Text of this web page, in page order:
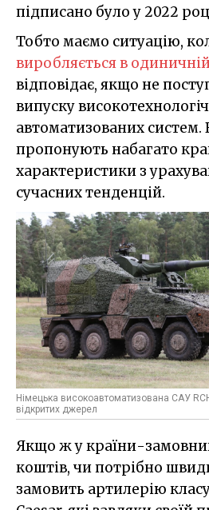
підписано було у 2022
Тобто маємо ситуацію,
виробляється в одиничній
відповідає, якщо не
випуску
автоматизованих систем.
пропонують набагато
характеристики з
сучасних тенденцій.
Німецька високоавтоматизована САУ
відкритих джерел
Якщо ж у країни-
коштів, чи потрібно
замовить артилерію